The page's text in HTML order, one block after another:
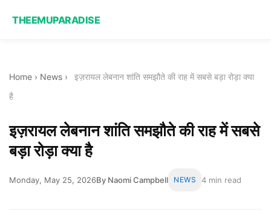
THEEMUPARADISE
Home › News ›
इज़रायल लेबनान शांति समझौते की राह में सबसे बड़ा रोड़ा क्या
है
इज़रायल लेबनान शांति समझौते की राह में सबसे
बड़ा रोड़ा क्या है
Monday, May 25, 2026By Naomi Campbell NEWS 4 min read